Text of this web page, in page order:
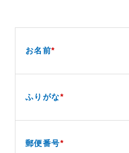
お名前*
ふりがな*
郵便番号*